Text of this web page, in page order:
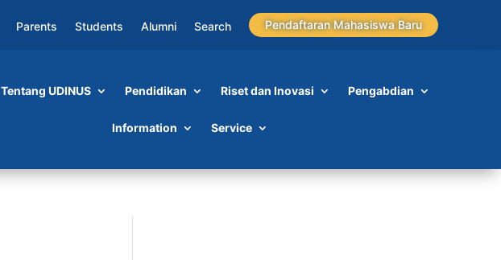
Parents Students Alumni Search Pendaftaran Mahasiswa Baru
Tentang UDINUS Pendidikan Riset dan Inovasi Pengabdian
Information Service